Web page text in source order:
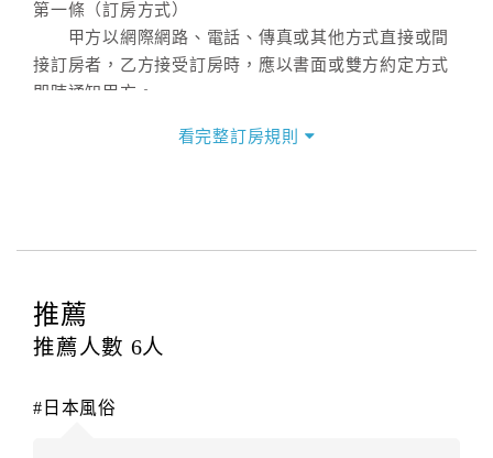
第一條（訂房方式）
甲方以網際網路、電話、傳真或其他方式直接或間
接訂房者，乙方接受訂房時，應以書面或雙方約定方式
即時通知甲方。
甲方訂房應告知乙方預定住宿之期間、所需客房房
本契約之房價經雙方合意，依網路售價計費（含稅
金及服務費），乙方除提供住宿外，尚包括（依預訂專
第四條（入住、退房時間）
看完整訂房規則
推薦
推薦人數 6人
#日本風俗